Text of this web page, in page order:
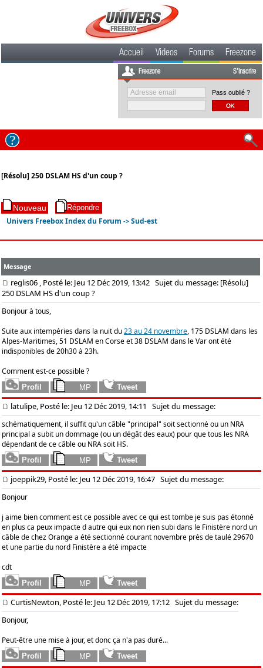
Accueil Videos Forums Freezone
Freezone S'inscrire
Pass oublié ?
[Résolu] 250 DSLAM HS d'un coup ?
Univers Freebox Index du Forum ->Sud-est
Message
reglis06 , Posté le: Jeu 12 Déc 2019, 13:42 Sujet du message: [Résolu]
250 DSLAM HS d'un coup ?
Bonjour à tous,
Suite aux intempéries dans la nuit du23 au 24 novembre, 175 DSLAM dans les
Alpes-Maritimes, 51 DSLAM en Corse et 38 DSLAM dans le Var ont été
indisponibles de 20h30 à 23h.
Comment est-ce possible ?
latulipe, Posté le: Jeu 12 Déc 2019, 14:11 Sujet du message:
schématiquement, il suffit qu'un câble "principal" soit sectionné ou un NRA
principal a subit un dommage (ou un dégât des eaux) pour que tous les NRA
dépendant de ce câble ou NRA soit HS.
joeppik29, Posté le: Jeu 12 Déc 2019, 16:47 Sujet du message:
Bonjour
j aime bien comment est ce possible avec ce qui est tombe je suis pas étonné
en plus ca peux impacte d autre qui eux non rien subi dans le Finistère nord un
câble de chez Orange a été sectionné courant novembre prés de taulé 29670
et une partie du nord Finistère a été impacte
cdt
CurtisNewton, Posté le: Jeu 12 Déc 2019, 17:12 Sujet du message:
Bonjour,
Peut-être une mise à jour, et donc ça n'a pas duré...